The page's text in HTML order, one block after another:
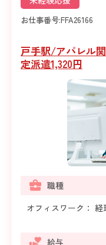
お仕事番号:FFA26166
戸手駅/アパレル
定派遣1,320円
職種
オフィスワーク： 経
給与